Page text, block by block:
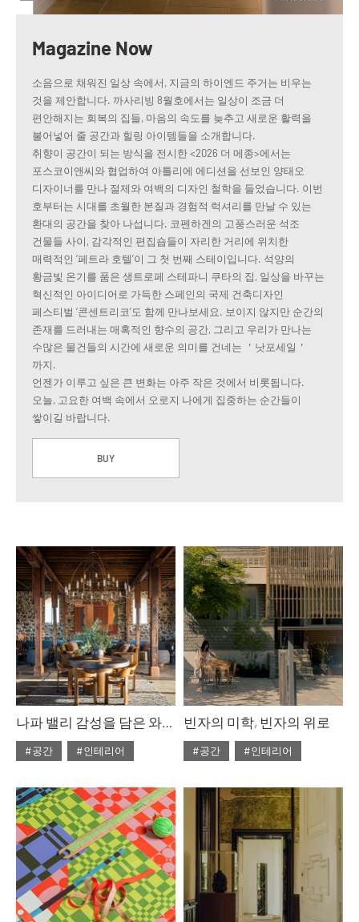
Magazine Now
소음으로 채워진 일상 속에서, 지금의 하이엔드 주거는 비우는
것을 제안합니다. 까사리빙 8월호에서는 일상이 조금 더
편안해지는 회복의 집들, 마음의 속도를 늦추고 새로운 활력을
불어넣어 줄 공간과 힐링 아이템들을 소개합니다.
취향이 공간이 되는 방식을 전시한 <2026 더 메종>에서는
포스코이앤씨와 협업하여 아틀리에 에디션을 선보인 양태오
디자이너를 만나 절제와 여백의 디자인 철학을 들었습니다. 이번
호부터는 시대를 초월한 본질과 경험적 럭셔리를 만날 수 있는
환대의 공간을 찾아 나섭니다. 코펜하겐의 고풍스러운 석조
건물들 사이, 감각적인 편집숍들이 자리한 거리에 위치한
매력적인 ‘페트라 호텔’이 그 첫 번째 스테이입니다. 석양의
황금빛 온기를 품은 생트로페 스테파니 쿠타의 집, 일상을 바꾸는
혁신적인 아이디어로 가득한 스페인의 국제 건축디자인
페스티벌 ‘콘센트리코’도 함께 만나보세요. 보이지 않지만 순간의
존재를 드러내는 매혹적인 향수의 공간, 그리고 우리가 만나는
수많은 물건들의 시간에 새로운 의미를 건네는 ＇낫포세일＇
까지.
언젠가 이루고 싶은 큰 변화는 아주 작은 것에서 비롯됩니다.
오늘, 고요한 여백 속에서 오로지 나에게 집중하는 순간들이
쌓이길 바랍니다.
BUY
나파 밸리 감성을 담은 와이너리 테이스팅 룸 4
#공간
#인테리어
#2025년12월호
빈자의 미학, 빈자의 위로
#공간
#인테리어
#2025년12월호